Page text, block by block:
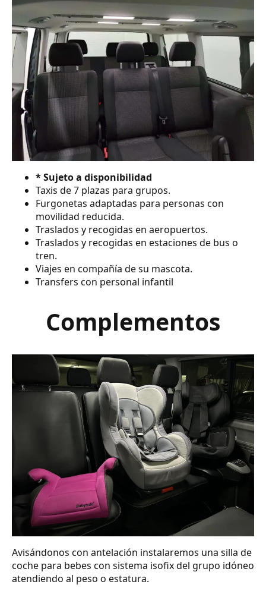
* Sujeto a disponibilidad
Taxis de 7 plazas para grupos.
Furgonetas adaptadas para personas con
movilidad reducida.
Traslados y recogidas en aeropuertos.
Traslados y recogidas en estaciones de bus o
tren.
Viajes en compañía de su mascota.
Transfers con personal infantil
Complementos
Avisándonos con antelación instalaremos una silla de
coche para bebes con sistema isofix del grupo idóneo
atendiendo al peso o estatura.